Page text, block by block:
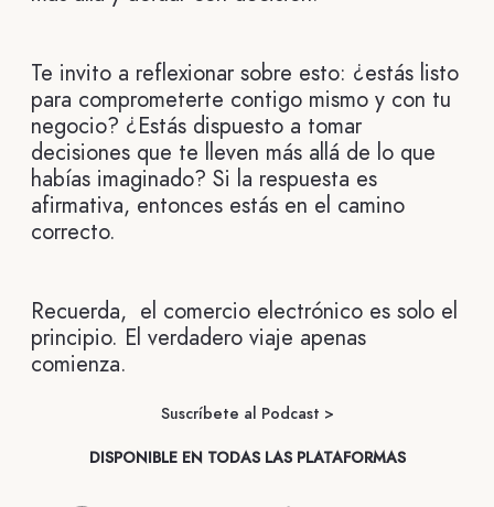
Te invito a reflexionar sobre esto: ¿estás listo
para comprometerte contigo mismo y con tu
negocio? ¿Estás dispuesto a tomar
decisiones que te lleven más allá de lo que
habías imaginado? Si la respuesta es
afirmativa, entonces estás en el camino
correcto.
Recuerda, el comercio electrónico es solo el
principio. El verdadero viaje apenas
comienza.
Suscríbete al Podcast >
DISPONIBLE EN TODAS LAS PLATAFORMAS